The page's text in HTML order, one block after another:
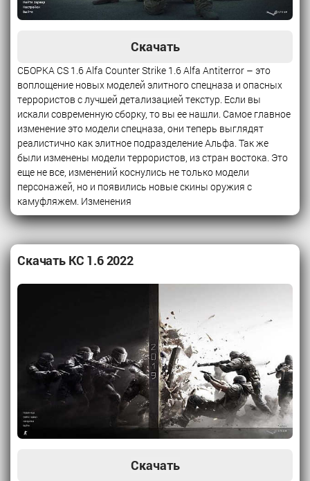
Скачать
СБОРКА CS 1.6 Alfa Counter Strike 1.6 Alfa Antiterror – это
воплощение новых моделей элитного спецназа и опасных
террористов с лучшей детализацией текстур. Если вы
искали современную сборку, то вы ее нашли. Самое главное
изменение это модели спецназа, они теперь выглядят
реалистично как элитное подразделение Альфа. Так же
были изменены модели террористов, из стран востока. Это
еще не все, изменений коснулись не только модели
персонажей, но и появились новые скины оружия с
камуфляжем. Изменения
Скачать КС 1.6 2022
Скачать